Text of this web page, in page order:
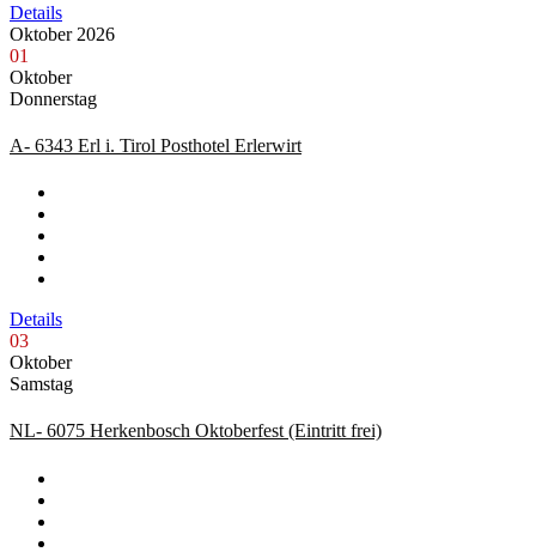
Details
Oktober 2026
01
Oktober
Donnerstag
A- 6343 Erl i. Tirol Posthotel Erlerwirt
Details
03
Oktober
Samstag
NL- 6075 Herkenbosch Oktoberfest (Eintritt frei)